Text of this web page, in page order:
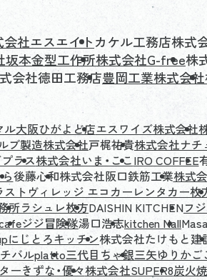
会社エスエイトカケル工務店株式
坂本金型工作所株式会社G-free株
会社徳田工務店豊岡工業株式会社
大阪ひがよど店エスワイズ株式会社
ブ製造株式会社戸梶祐貴株式会社ナチ
ラス株式会社いま・ここIRO COFFEE
後藤心和株式会社阪口鉄筋工業株式
トヴィレッジ エコカーレンタカー枚
所ラシュレ枚方DAISHIN KITCHENフ
ジジ冒険隊湯口浩志kitchen Nall
にじとろキッチン株式会社たけもと建
バルplatto三代目ちゃ銀三矢ゆりかご
ーきずな・優々株式会社SUPER8炭火